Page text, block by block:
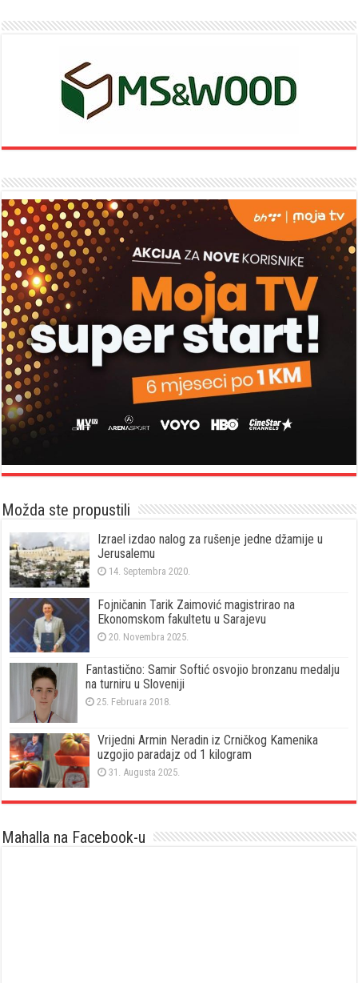
Možda ste propustili
Izrael izdao nalog za rušenje jedne džamije u
Jerusalemu
14. Septembra 2020.
Fojničanin Tarik Zaimović magistrirao na
Ekonomskom fakultetu u Sarajevu
20. Novembra 2025.
Fantastično: Samir Softić osvojio bronzanu medalju
na turniru u Sloveniji
25. Februara 2018.
Vrijedni Armin Neradin iz Crničkog Kamenika
uzgojio paradajz od 1 kilogram
31. Augusta 2025.
Mahalla na Facebook-u